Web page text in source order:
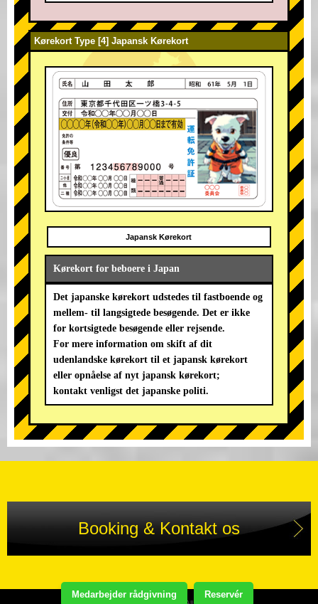
Medarbejder rådgivning Reservér
Kørekort Type [4] Japansk Kørekort
Japansk Kørekort
Kørekort for beboere i Japan
Det japanske kørekort udstedes til fastboende og
mellem- til langsigtede besøgende. Det er ikke
for kortsigtede besøgende eller rejsende.
For mere information om skift af dit
udenlandske kørekort til et japansk kørekort
eller opnåelse af nyt japansk kørekort;
kontakt venligst det japanske politi.
Booking & Kontakt os